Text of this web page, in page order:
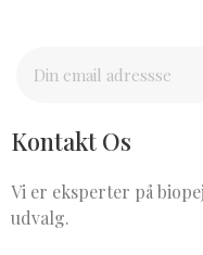
Kontakt Os
Vi er eksperter på
udvalg.